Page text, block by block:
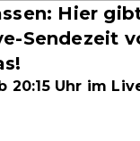
Hier
Sendezeit
20:15 Uhr im